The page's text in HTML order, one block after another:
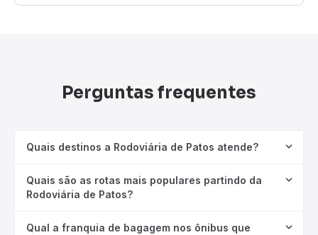
Perguntas frequentes
Quais destinos a Rodoviária de Patos atende?
Quais são as rotas mais populares partindo da
Rodoviária de Patos?
Qual a franquia de bagagem nos ônibus que